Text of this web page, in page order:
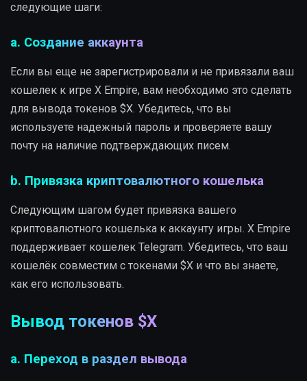
следующие шаги:
a. Создание аккаунта
Если вы еще не зарегистрировали и не привязали ваш
кошелек к игре X Empire, вам необходимо это сделать
для вывода токенов $X. Убедитесь, что вы
используете надежный пароль и проверяете вашу
почту на наличие подтверждающих писем.
b. Привязка криптовалютного кошелька
Следующим шагом будет привязка вашего
криптовалютного кошелька к аккаунту игры. X Empire
поддерживает кошелек Telegram. Убедитесь, что ваш
кошелёк совместим с токенами $X и что вы знаете,
как его использовать.
Вывод токенов $X
a. Переход в раздел вывода